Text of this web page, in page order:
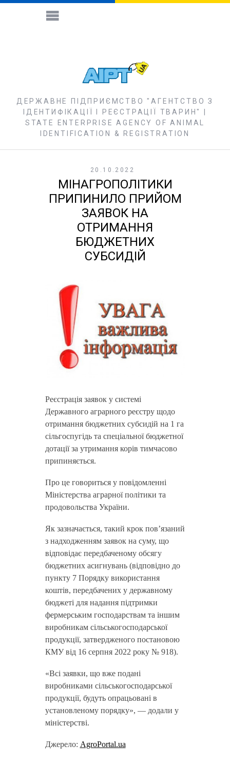
ДЕРЖАВНЕ ПІДПРИЄМСТВО "АГЕНТСТВО З
ІДЕНТИФІКАЦІЇ І РЕЄСТРАЦІЇ ТВАРИН" |
STATE ENTERPRISE AGENCY OF ANIMAL
IDENTIFICATION & REGISTRATION
20.10.2022
МІНАГРОПОЛІТИКИ
ПРИПИНИЛО ПРИЙОМ
ЗАЯВОК НА
ОТРИМАННЯ
БЮДЖЕТНИХ
СУБСИДІЙ
Реєстрація заявок у системі
Державного аграрного реєстру щодо
отримання бюджетних субсидій на 1 га
сільгоспугідь та спеціальної бюджетної
дотації за утримання корів тимчасово
припиняється.
Про це говориться у повідомленні
Міністерства аграрної політики та
продовольства України.
Як зазначається, такий крок пов’язаний
з надходженням заявок на суму, що
відповідає передбаченому обсягу
бюджетних асигнувань (відповідно до
пункту 7 Порядку використання
коштів, передбачених у державному
бюджеті для надання підтримки
фермерським господарствам та іншим
виробникам сільськогосподарської
продукції, затвердженого постановою
КМУ від 16 серпня 2022 року № 918).
«Всі заявки, що вже подані
виробниками сільськогосподарської
продукції, будуть опрацьовані в
установленому порядку», — додали у
міністерстві.
Джерело: AgroPortal.ua